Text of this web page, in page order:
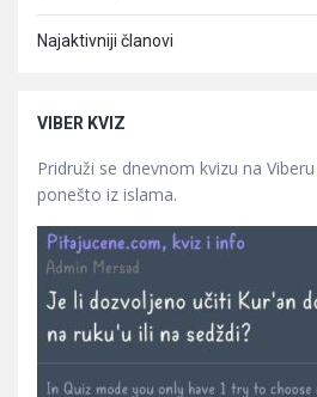
Najaktivniji članovi
VIBER KVIZ
Pridruži se dnevnom kvizu na
ponešto iz islama.